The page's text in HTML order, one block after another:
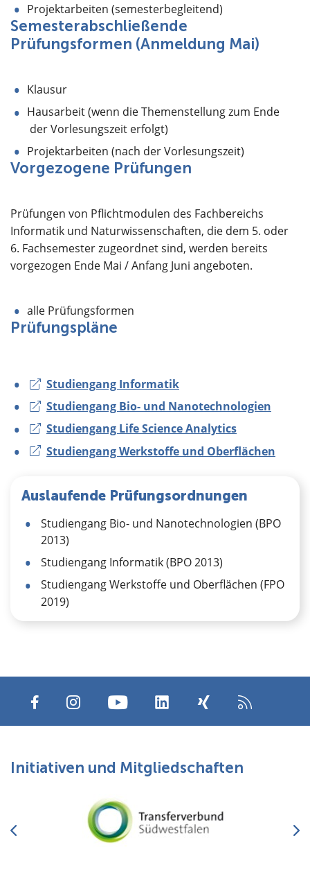
Projektarbeiten (semesterbegleitend)
Semesterabschließende
Prüfungsformen (Anmeldung Mai)
Klausur
Hausarbeit (wenn die Themenstellung zum Ende
der Vorlesungszeit erfolgt)
Projektarbeiten (nach der Vorlesungszeit)
Vorgezogene Prüfungen
Prüfungen von Pflichtmodulen des Fachbereichs
Informatik und Naturwissenschaften, die dem 5. oder
6. Fachsemester zugeordnet sind, werden bereits
vorgezogen Ende Mai / Anfang Juni angeboten.
alle Prüfungsformen
Prüfungspläne
Studiengang Informatik
Studiengang Bio- und Nanotechnologien
Studiengang Life Science Analytics
Studiengang Werkstoffe und Oberflächen
Auslaufende Prüfungsordnungen
Studiengang Bio- und Nanotechnologien (BPO
2013)
Studiengang Informatik (BPO 2013)
Studiengang Werkstoffe und Oberflächen (FPO
2019)
Initiativen und Mitgliedschaften